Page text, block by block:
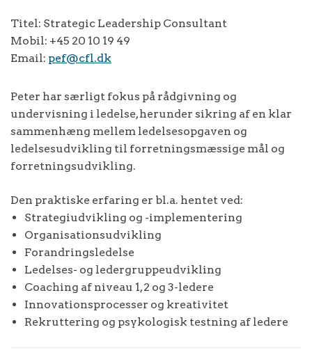
Titel: Strategic Leadership Consultant
Mobil: +45 20 10 19 49
Email: pef@cfl.dk
Peter har særligt fokus på rådgivning og
undervisning i ledelse, herunder sikring af en klar
sammenhæng mellem ledelsesopgaven og
ledelsesudvikling til forretningsmæssige mål og
forretningsudvikling.
Den praktiske erfaring er bl.a. hentet ved:
Strategiudvikling og -implementering
Organisationsudvikling
Forandringsledelse
Ledelses- og ledergruppeudvikling
Coaching af niveau 1, 2 og 3-ledere
Innovationsprocesser og kreativitet
Rekruttering og psykologisk testning af ledere